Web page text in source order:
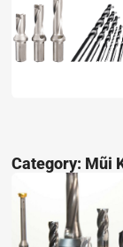
11 Th7, 2026 bởi
Category: Mũi